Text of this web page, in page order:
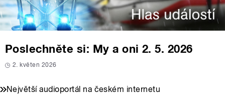
Poslechněte si: My a oni 2. 5. 2026
2. květen 2026
Největší audioportál na českém internetu